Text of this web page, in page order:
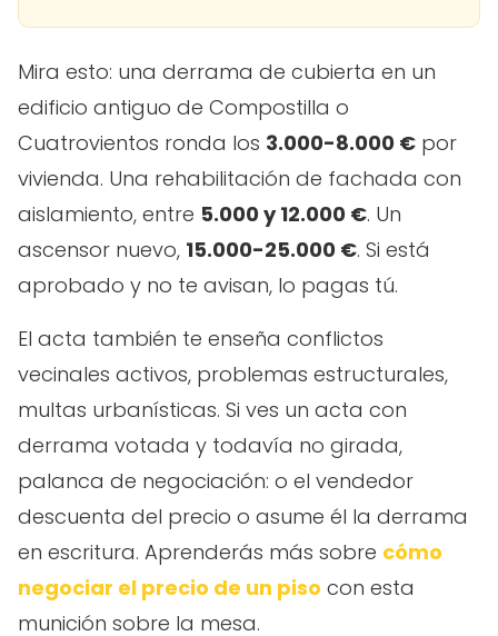
Mira esto: una derrama de cubierta en un
edificio antiguo de Compostilla o
Cuatrovientos ronda los 3.000-8.000 € por
vivienda. Una rehabilitación de fachada con
aislamiento, entre 5.000 y 12.000 €. Un
ascensor nuevo, 15.000-25.000 €. Si está
aprobado y no te avisan, lo pagas tú.
El acta también te enseña conflictos
vecinales activos, problemas estructurales,
multas urbanísticas. Si ves un acta con
derrama votada y todavía no girada,
palanca de negociación: o el vendedor
descuenta del precio o asume él la derrama
en escritura. Aprenderás más sobre cómo
negociar el precio de un piso con esta
munición sobre la mesa.